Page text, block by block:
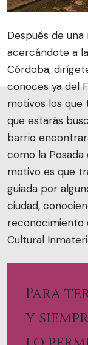
Después de
acercándote a
Córdoba,
conoces ya del
motivos los que
que estarás
barrio
como la Posada
motivo es que
guiada por
ciudad,
reconocimiento
Cultural
Para
y